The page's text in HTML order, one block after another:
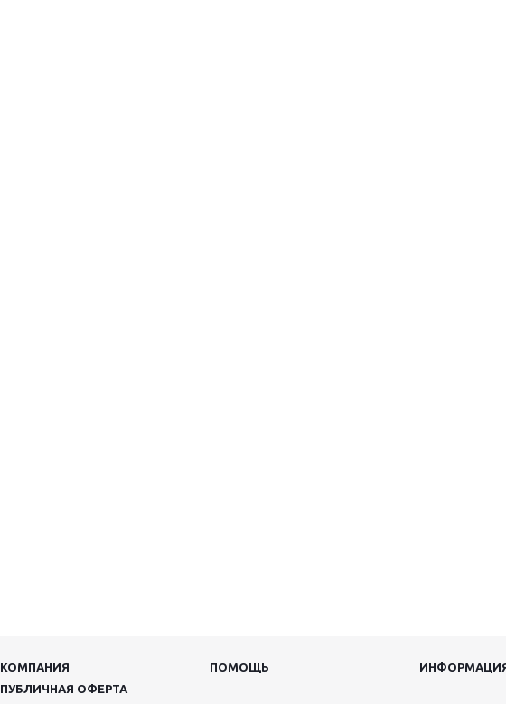
КОМПАНИЯ ПОМОЩЬ
ПУБЛИЧНАЯ ОФЕРТА